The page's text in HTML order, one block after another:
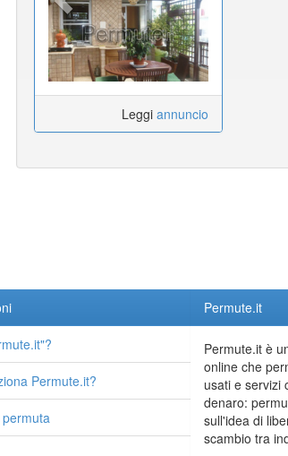
Leggi annuncio
Permute.it?
Permute.it
Permute.it è
online che
usati e servizi
denaro:
sull'idea di
scambio tra